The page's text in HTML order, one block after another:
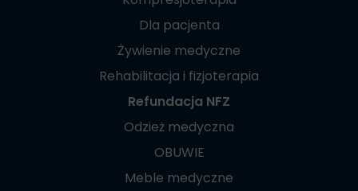
Dla pacjenta
Żywienie medyczne
Rehabilitacja i fizjoterapia
Refundacja NFZ
Odzież medyczna
OBUWIE
Meble medyczne